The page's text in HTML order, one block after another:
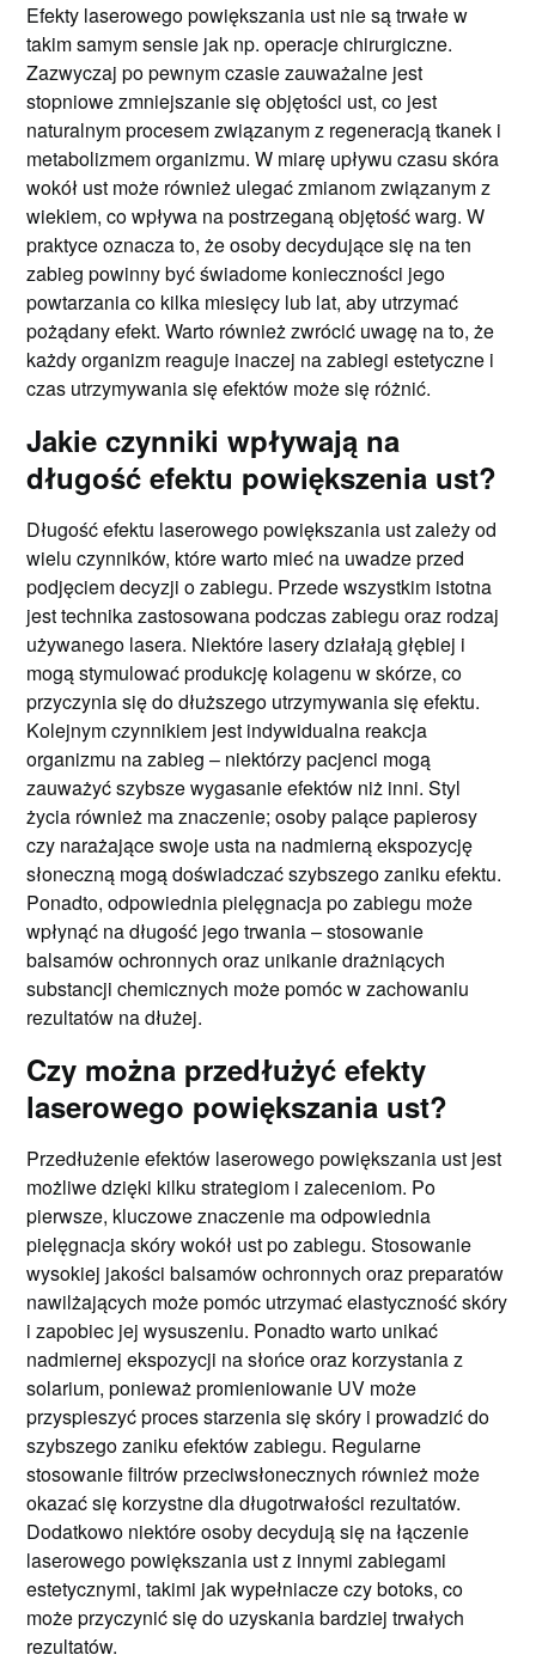
Efekty laserowego powiększania ust nie są trwałe w
takim samym sensie jak np. operacje chirurgiczne.
Zazwyczaj po pewnym czasie zauważalne jest
stopniowe zmniejszanie się objętości ust, co jest
naturalnym procesem związanym z regeneracją tkanek i
metabolizmem organizmu. W miarę upływu czasu skóra
wokół ust może również ulegać zmianom związanym z
wiekiem, co wpływa na postrzeganą objętość warg. W
praktyce oznacza to, że osoby decydujące się na ten
zabieg powinny być świadome konieczności jego
powtarzania co kilka miesięcy lub lat, aby utrzymać
pożądany efekt. Warto również zwrócić uwagę na to, że
każdy organizm reaguje inaczej na zabiegi estetyczne i
czas utrzymywania się efektów może się różnić.
Jakie czynniki wpływają na
długość efektu powiększenia ust?
Długość efektu laserowego powiększania ust zależy od
wielu czynników, które warto mieć na uwadze przed
podjęciem decyzji o zabiegu. Przede wszystkim istotna
jest technika zastosowana podczas zabiegu oraz rodzaj
używanego lasera. Niektóre lasery działają głębiej i
mogą stymulować produkcję kolagenu w skórze, co
przyczynia się do dłuższego utrzymywania się efektu.
Kolejnym czynnikiem jest indywidualna reakcja
organizmu na zabieg – niektórzy pacjenci mogą
zauważyć szybsze wygasanie efektów niż inni. Styl
życia również ma znaczenie; osoby palące papierosy
czy narażające swoje usta na nadmierną ekspozycję
słoneczną mogą doświadczać szybszego zaniku efektu.
Ponadto, odpowiednia pielęgnacja po zabiegu może
wpłynąć na długość jego trwania – stosowanie
balsamów ochronnych oraz unikanie drażniących
substancji chemicznych może pomóc w zachowaniu
rezultatów na dłużej.
Czy można przedłużyć efekty
laserowego powiększania ust?
Przedłużenie efektów laserowego powiększania ust jest
możliwe dzięki kilku strategiom i zaleceniom. Po
pierwsze, kluczowe znaczenie ma odpowiednia
pielęgnacja skóry wokół ust po zabiegu. Stosowanie
wysokiej jakości balsamów ochronnych oraz preparatów
nawilżających może pomóc utrzymać elastyczność skóry
i zapobiec jej wysuszeniu. Ponadto warto unikać
nadmiernej ekspozycji na słońce oraz korzystania z
solarium, ponieważ promieniowanie UV może
przyspieszyć proces starzenia się skóry i prowadzić do
szybszego zaniku efektów zabiegu. Regularne
stosowanie filtrów przeciwsłonecznych również może
okazać się korzystne dla długotrwałości rezultatów.
Dodatkowo niektóre osoby decydują się na łączenie
laserowego powiększania ust z innymi zabiegami
estetycznymi, takimi jak wypełniacze czy botoks, co
może przyczynić się do uzyskania bardziej trwałych
rezultatów.